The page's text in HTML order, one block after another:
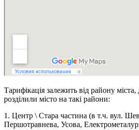
Тарифікація залежить від району
розділили місто на такі райони:
1. Центр \ Стара частина (в т.ч. вул.
Першотравнева, Усова,